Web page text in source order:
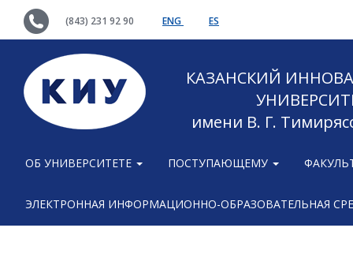
(843) 231 92 90 ENG ES
КАЗАНСКИЙ
имени В. Г.
ОБ УНИВЕРСИТЕТЕ ПОСТУПАЮЩЕМУ
ЭЛЕКТРОННАЯ ИНФОРМАЦИОННО-ОБРАЗОВАТЕЛЬНАЯ